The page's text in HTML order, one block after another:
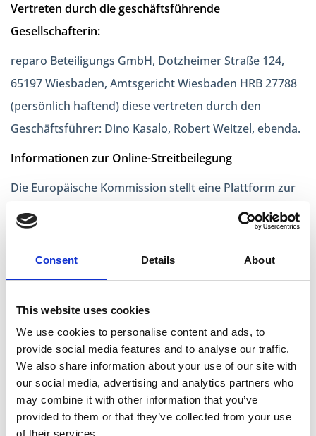
Consent Details About
This website uses cookies
We use cookies to personalise content and ads, to
provide social media features and to analyse our traffic.
We also share information about your use of our site with
our social media, advertising and analytics partners who
may combine it with other information that you’ve
provided to them or that they’ve collected from your use
of their services.
Vertreten durch die geschäftsführende
Gesellschafterin:
reparo Beteiligungs GmbH, Dotzheimer Straße 124,
65197 Wiesbaden, Amtsgericht Wiesbaden HRB 27788
(persönlich haftend) diese vertreten durch den
Geschäftsführer: Dino Kasalo, Robert Weitzel, ebenda.
Informationen zur Online-Streitbeilegung
Die Europäische Kommission stellt eine Plattform zur
Online-Streitbeilegung (OS) bereit. Diese Plattform
finden Sie unter folgendem Link:
https://ec.europa.eu/consumers/odr/. Verbraucher
können diese Plattform nutzen, um ihre Streitigkeiten
Hinweis gemäß § 36 VSBG
Wir werden nicht an alternativen
Streitschlichtungsverfahren im Sinne des § 36 VSBG
teilnehmen. Die Nutzung einer alternativen
Schlichtungsstelle stellt keine zwingende